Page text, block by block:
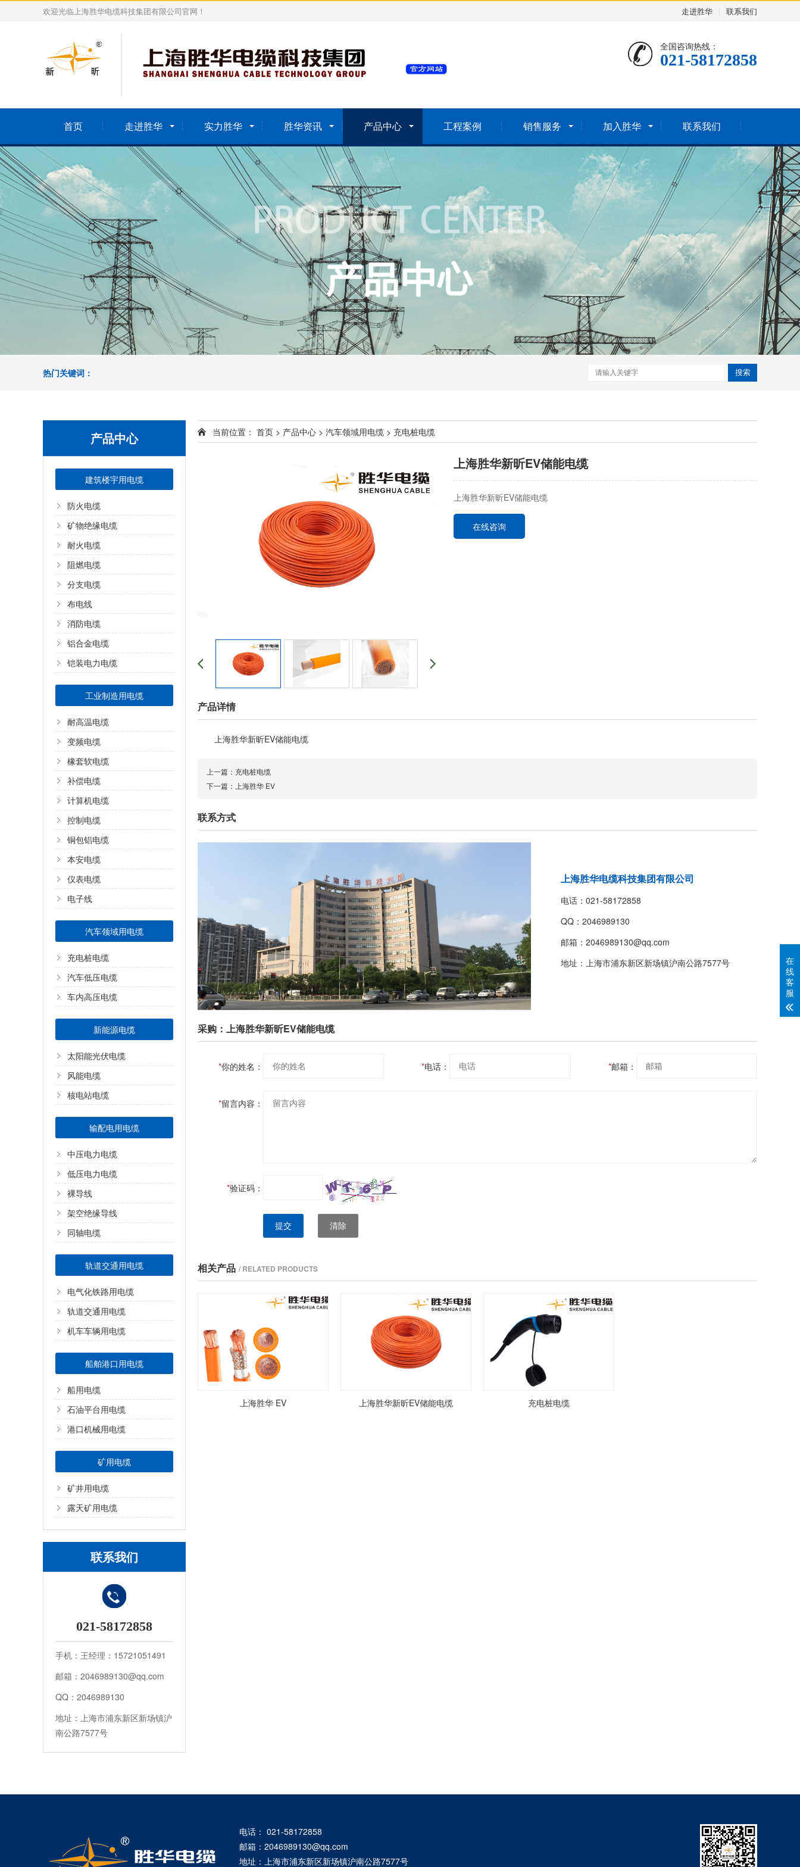
走进胜华 联系我们
欢迎光临上海胜华电缆科技集团有限公司官网！
全国咨询热线：
021-58172858
首页 走进胜华 实力胜华 胜华资讯 产品中心 工程案例 销售服务 加入胜华 联系我们
热门关键词： 搜索
产品中心
建筑楼宇用电缆
防火电缆
矿物绝缘电缆
耐火电缆
阻燃电缆
分支电缆
布电线
消防电缆
铝合金电缆
铠装电力电缆
工业制造用电缆
耐高温电缆
变频电缆
橡套软电缆
补偿电缆
计算机电缆
控制电缆
铜包铝电缆
本安电缆
仪表电缆
电子线
汽车领域用电缆
充电桩电缆
汽车低压电缆
车内高压电缆
新能源电缆
太阳能光伏电缆
风能电缆
核电站电缆
输配电用电缆
中压电力电缆
低压电力电缆
裸导线
架空绝缘导线
同轴电缆
轨道交通用电缆
电气化铁路用电缆
轨道交通用电缆
机车车辆用电缆
船舶港口用电缆
船用电缆
石油平台用电缆
港口机械用电缆
矿用电缆
矿井用电缆
露天矿用电缆
联系我们
021-58172858
手机：王经理：15721051491
邮箱：2046989130@qq.com
QQ：2046989130
地址：上海市浦东新区新场镇沪
南公路7577号
当前位置： 首页 > 产品中心 > 汽车领域用电缆 > 充电桩电缆
上海胜华新昕EV储能电缆
上海胜华新昕EV储能电缆
在线咨询
产品详情
上海胜华新昕EV储能电缆
上一篇： 充电桩电缆
下一篇： 上海胜华 EV
联系方式
上海胜华电缆科技集团有限公司
电话：021-58172858
QQ：2046989130
邮箱：2046989130@qq.com
地址：上海市浦东新区新场镇沪南公路7577号
采购：上海胜华新昕EV储能电缆
*你的姓名： *电话： *邮箱：
*留言内容：
*验证码：
提交 清除
相关产品 / RELATED PRODUCTS
上海胜华 EV 上海胜华新昕EV储能电缆 充电桩电缆
电话： 021-58172858
邮箱：2046989130@qq.com
地址：上海市浦东新区新场镇沪南公路7577号
在
线
客
服